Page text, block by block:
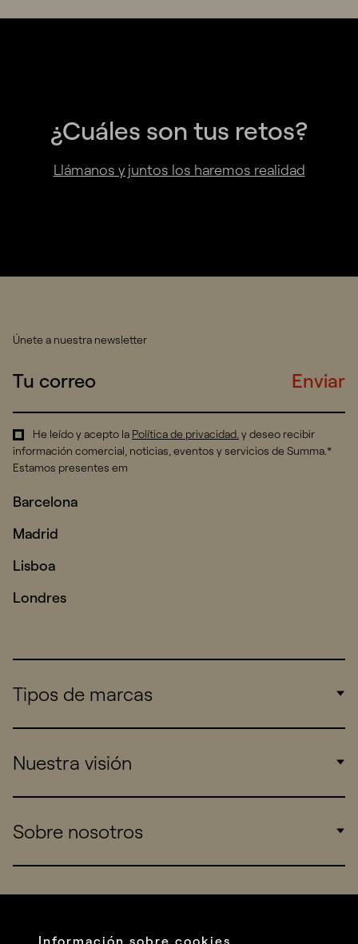
¿Cuáles son tus retos?
Llámanos y juntos los haremos realidad
Únete a nuestra newsletter
Enviar
He leído y acepto la Política de privacidad. y deseo recibir
información comercial, noticias, eventos y servicios de Summa.*
Estamos presentes em
Barcelona
Madrid
Lisboa
Londres
Tipos de marcas
Consumers
Startups
Nuestra visión
Work
Sobre nosotros
Información sobre cookies